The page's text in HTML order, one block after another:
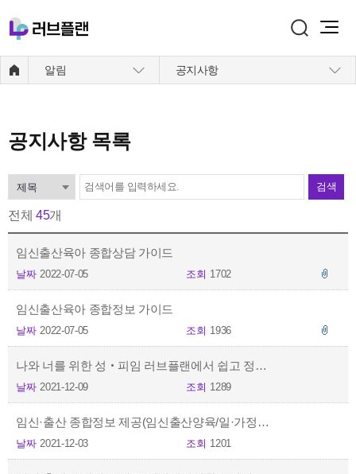
알림 공지사항
공지사항목록
검색
전체 45개
임신출산육아 종합상담 가이드
날짜 2022-07-05 조회 1702
임신출산육아 종합정보 가이드
날짜 2022-07-05 조회 1936
나와 너를 위한 성‧피임 러브플랜에서 쉽고 정확하게 알려드려요!
날짜 2021-12-09 조회 1289
임신·출산 종합정보 제공(임신출산양육/일·가정양립 지원)
날짜 2021-12-03 조회 1201